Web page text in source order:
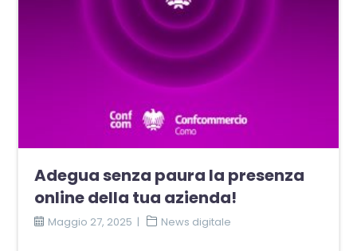
Adegua senza paura la presenza
online della tua azienda!
Maggio 27, 2025 News digitale